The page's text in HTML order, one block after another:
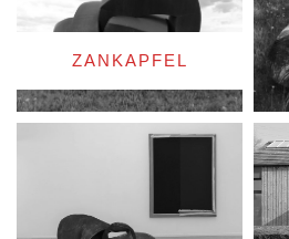
ZANKAPFEL